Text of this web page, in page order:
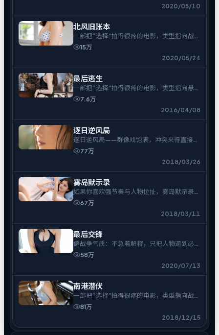
2020/05/10
北风旧账本
一部把“选择”拍得很疼的电影，类型指向战
争。15万
2020/05/24
最后逃生
一部把“选择”拍得很疼的电影，类型指向悬
疑。7.6万
2016/04/08
逐日逆风局
逐日逆风局——群像戏饱满，冲突来得直接，
余味偏冷。
77万
2018/03/26
雾岛默示录
如果你喜欢强节奏与人物拉扯，雾岛默示录不
会让你走神。
67万
2018/03/11
最后交锋
偏战争气质：不急着解释，只把人物逼到必须
表态的时刻。
58万
2020/07/13
南港潜伏
一部把“选择”拍得很疼的电影，类型指向战
争。81万
2018/12/15